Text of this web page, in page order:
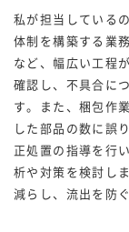
私が担当している
体制を構築する業
など、幅広い工程
確認し、不具合に
す。また、梱包作
した部品の数に誤
正処置の指導を行
析や対策を検討し
減らし、流出を防